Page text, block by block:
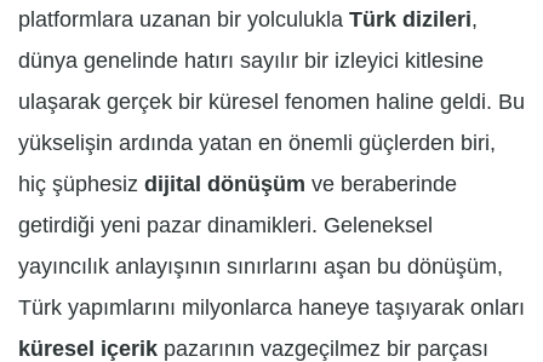
platformlara uzanan bir yolculukla Türk dizileri,
dünya genelinde hatırı sayılır bir izleyici kitlesine
ulaşarak gerçek bir küresel fenomen haline geldi. Bu
yükselişin ardında yatan en önemli güçlerden biri,
hiç şüphesiz dijital dönüşüm ve beraberinde
getirdiği yeni pazar dinamikleri. Geleneksel
yayıncılık anlayışının sınırlarını aşan bu dönüşüm,
Türk yapımlarını milyonlarca haneye taşıyarak onları
küresel içerik pazarının vazgeçilmez bir parçası